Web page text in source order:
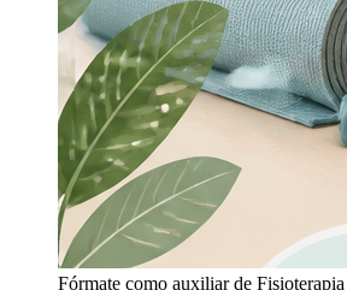
Fórmate como auxiliar de